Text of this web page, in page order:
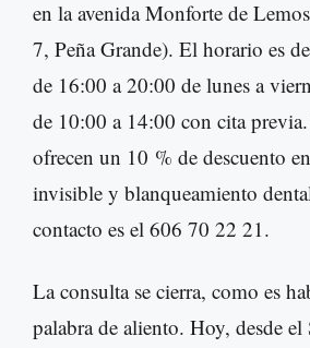
en la avenida Monforte de
7, Peña Grande). El horario es
de 16:00 a 20:00 de lunes a
de 10:00 a 14:00 con cita previa.
ofrecen un 10 % de descuento
invisible y blanqueamiento
contacto es el 606 70 22 21.
La consulta se cierra, como es
palabra de aliento. Hoy, desde